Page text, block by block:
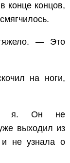
конце концов,
— Это
на ноги,
я. Он не
выходил из
не узнала о